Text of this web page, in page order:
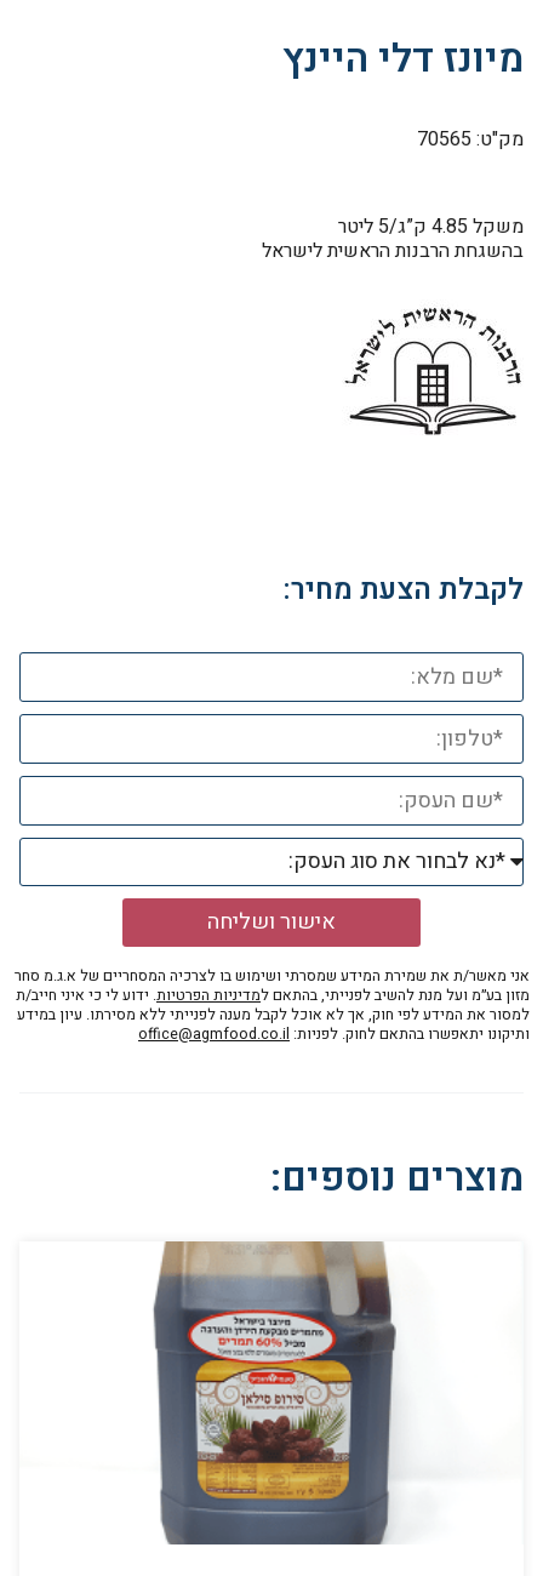
מיונז דלי היינץ
מק"ט: 70565
משקל 4.85 ק”ג/5 ליטר
בהשגחת הרבנות הראשית לישראל
לקבלת הצעת מחיר:
אישור ושליחה
אני מאשר/ת את שמירת המידע שמסרתי ושימוש בו לצרכיה המסחריים של א.ג.מ סחר
מזון בע״מ ועל מנת להשיב לפנייתי, בהתאם למדיניות הפרטיות. ידוע לי כי איני חייב/ת
למסור את המידע לפי חוק, אך לא אוכל לקבל מענה לפנייתי ללא מסירתו. עיון במידע
ותיקונו יתאפשרו בהתאם לחוק. לפניות: office@agmfood.co.il
מוצרים נוספים: